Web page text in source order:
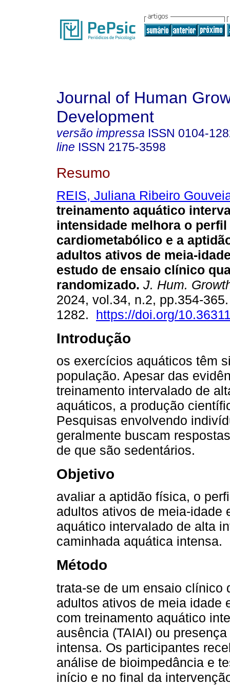
Journal of Human
Development
versão impressa ISSN 0104-
line ISSN 2175-3598
Resumo
REIS, Juliana Ribeiro
treinamento aquático
intensidade melhora o perfil
cardiometabólico e a
adultos ativos de meia-
estudo de ensaio clínico
randomizado. J. Hum.
2024, vol.34, n.2, pp.354-
1282. https://doi.org/
Introdução
os exercícios aquáticos têm
população. Apesar das
treinamento intervalado de
aquáticos, a produção
Pesquisas envolvendo
geralmente buscam
de que são sedentários.
Objetivo
avaliar a aptidão física, o
adultos ativos de meia-idade
aquático intervalado de alta
caminhada aquática intensa.
Método
trata-se de um ensaio clínico
adultos ativos de meia idade
com treinamento aquático
ausência (TAIAI) ou
intensa. Os participantes
análise de bioimpedância e
início e no final da